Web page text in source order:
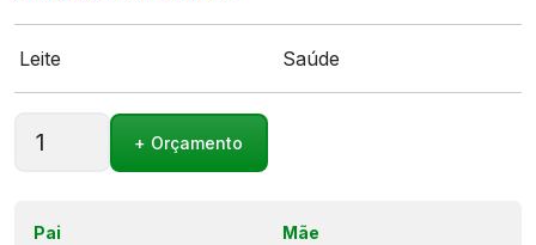
Leite Saúde
Havelock-
+ Orçamento
Pai
Mãe